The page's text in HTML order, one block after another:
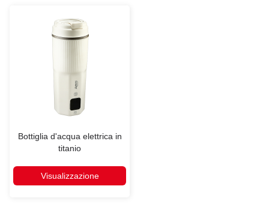
Bottiglia d'acqua elettrica in
titanio
Visualizzazione